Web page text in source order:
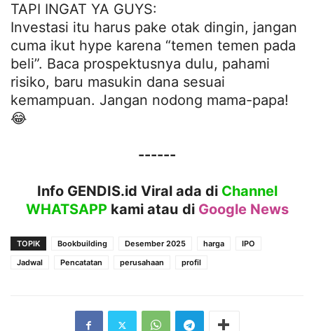
TAPI INGAT YA GUYS:
Investasi itu harus pake otak dingin, jangan
cuma ikut hype karena “temen temen pada
beli”. Baca prospektusnya dulu, pahami
risiko, baru masukin dana sesuai
kemampuan. Jangan nodong mama-papa!
😂
------
Info GENDIS.id Viral ada di Channel
WHATSAPPkami atau di Google News
TOPIK Bookbuilding Desember 2025 harga
IPO
Jadwal
Pencatatan perusahaan profil